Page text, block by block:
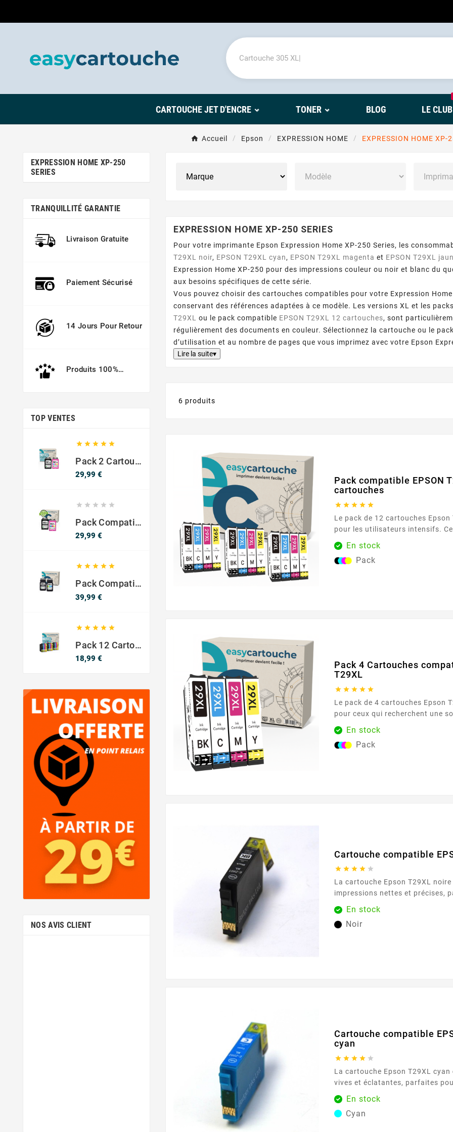
CARTOUCHE JET D'ENCRE TONER BLOG LE CLUB
Accueil Epson EXPRESSION HOME EXPRESSION HOME XP-
EXPRESSION HOME XP-250
SERIES
TRANQUILLITÉ GARANTIE
Livraison Gratuite
Paiement Sécurisé
14 Jours Pour Retour
Produits 100%
TOP VENTES
    
Pack 2 Cartouches Compatible Avec HP 301 XL Noir Et Couleur
29,99 €
    
Pack Compatible Avec HP 302 XL Noir Et Couleur - SANS NIVEAU ENCRE
29,99 €
    
Pack Compatible Canon PG-540 XL / CL-541 XL – Noir & Couleur – Haute Capacité
39,99 €
    
Pack 12 Cartouches Compatible EPSON 603XL
18,99 €
NOS AVIS CLIENT
EXPRESSION HOME XP-250 SERIES
Pour votre imprimante Epson Expression Home XP-250 Series, les
T29XL noir, EPSON T29XL cyan, EPSON T29XL magenta et EPSON T29XL
Expression Home XP-250 pour des impressions couleur ou noir et blanc du
aux besoins spécifiques de cette série.
Vous pouvez choisir des cartouches compatibles pour votre Expression
conservant des références adaptées à ce modèle. Les versions XL et les
T29XL
ou le pack compatible EPSON T29XL 12 cartouches, sont
régulièrement des documents en couleur. Sélectionnez la cartouche ou le
d’utilisation et au nombre de pages que vous imprimez avec votre Epson
Lire la suite▾
6 produits
Pack compatible EPSON
cartouches
    
Le pack de 12 cartouches Epson
pour les utilisateurs intensifs.
trois cartouches de chaque
une réserve d'encre suffisante
période. Caractéristiques principales : Couleurs : 3
En stock
Pack
Pack 4 Cartouches
T29XL
    
Le pack de 4 cartouches Epson
pour ceux qui recherchent une
pour leurs besoins d'impression.
cartouche de chaque couleur
et jaune), ce pack assure une
En stock
Pack
Cartouche compatible
    
La cartouche Epson T29XL
impressions nettes et précises,
documents professionnels et les
quotidiennes. Avec sa capacité
offre une performance constante
En stock
Noir
Cartouche compatible
cyan
    
La cartouche Epson T29XL
vives et éclatantes, parfaites
documents colorés. Avec une
pages, elle assure une utilisation
des résultats de haute qualité. Caractéristiques
En stock
Cyan